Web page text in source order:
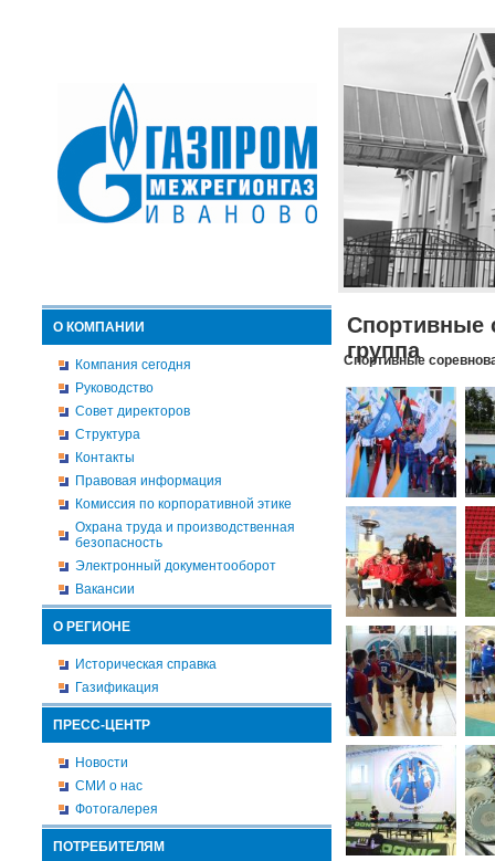
О КОМПАНИИ
Компания сегодня
Руководство
Совет директоров
Структура
Контакты
Правовая информация
Комиссия по корпоративной этике
Охрана труда и производственная
безопасность
Электронный документооборот
Вакансии
О РЕГИОНЕ
Историческая справка
Газификация
ПРЕСС-ЦЕНТР
Новости
СМИ о нас
Фотогалерея
ПОТРЕБИТЕЛЯМ
Спортивные
группа
Спортивные